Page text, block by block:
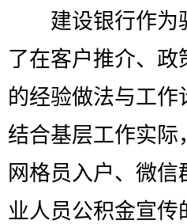
建设银行作为
了在客户推介、
的经验做法与工
结合基层工作实际
网格员入户、微
业人员公积金宣传